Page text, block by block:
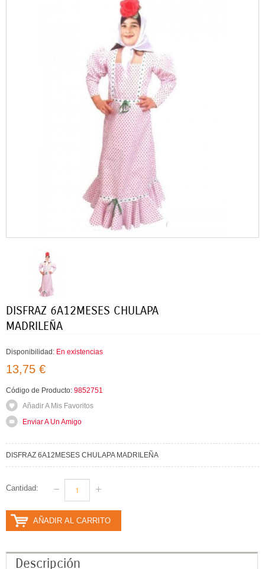
DISFRAZ 6A12MESES CHULAPA
MADRILEÑA
Disponibilidad: En existencias
13,75 €
Código de Producto: 9852751
Añadir A Mis Favoritos
Enviar A Un Amigo
DISFRAZ 6A12MESES CHULAPA MADRILEÑA
Cantidad:
AÑADIR AL CARRITO
Descripción